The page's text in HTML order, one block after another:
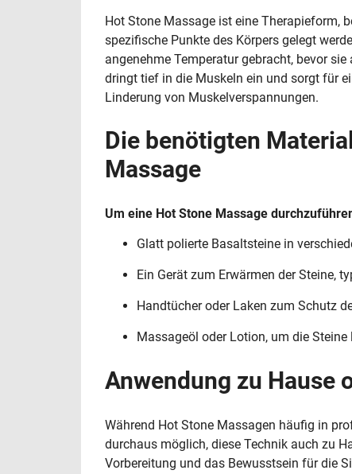
Hot Stone Massage ist eine Therapieform,
spezifische Punkte des Körpers gelegt
angenehme Temperatur gebracht, bevor
dringt tief in die Muskeln ein und sorgt für
Linderung von Muskelverspannungen.
Die benötigten
Massage
Um eine Hot Stone Massage
Glatt polierte Basaltsteine in
Ein Gerät zum Erwärmen der Steine,
Handtücher oder Laken zum Schutz
Massageöl oder Lotion, um die
Anwendung zu Hause
Während Hot Stone Massagen häufig in
durchaus möglich, diese Technik auch zu
Vorbereitung und das Bewusstsein für die